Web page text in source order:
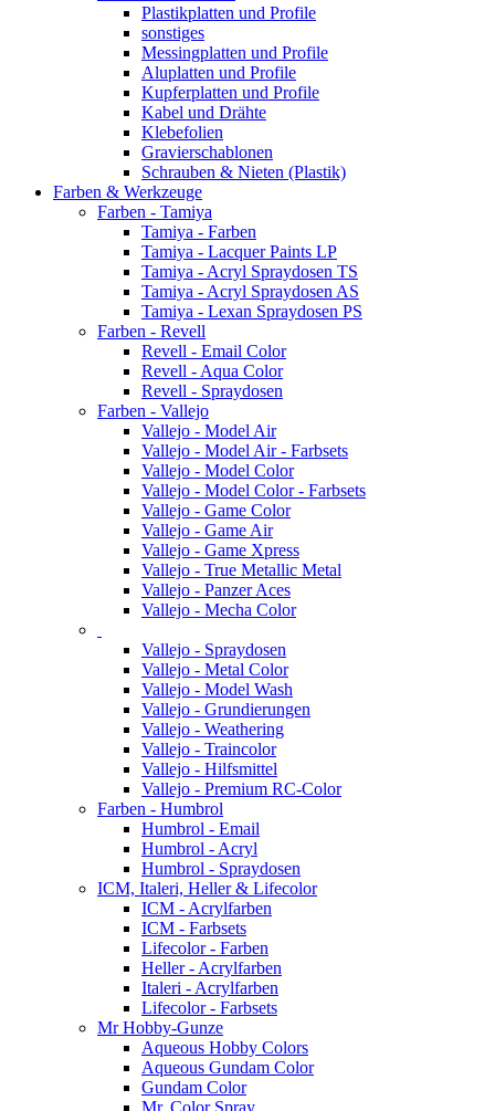
Plastikplatten und Profile
sonstiges
Messingplatten und Profile
Aluplatten und Profile
Kupferplatten und Profile
Kabel und Drähte
Klebefolien
Gravierschablonen
Schrauben & Nieten (Plastik)
Farben & Werkzeuge
Farben - Tamiya
Tamiya - Farben
Tamiya - Lacquer Paints LP
Tamiya - Acryl Spraydosen TS
Tamiya - Acryl Spraydosen AS
Tamiya - Lexan Spraydosen PS
Farben - Revell
Revell - Email Color
Revell - Aqua Color
Revell - Spraydosen
Farben - Vallejo
Vallejo - Model Air
Vallejo - Model Air - Farbsets
Vallejo - Model Color
Vallejo - Model Color - Farbsets
Vallejo - Game Color
Vallejo - Game Air
Vallejo - Game Xpress
Vallejo - True Metallic Metal
Vallejo - Panzer Aces
Vallejo - Mecha Color
Vallejo - Spraydosen
Vallejo - Metal Color
Vallejo - Model Wash
Vallejo - Grundierungen
Vallejo - Weathering
Vallejo - Traincolor
Vallejo - Hilfsmittel
Vallejo - Premium RC-Color
Farben - Humbrol
Humbrol - Email
Humbrol - Acryl
Humbrol - Spraydosen
ICM, Italeri, Heller & Lifecolor
ICM - Acrylfarben
ICM - Farbsets
Lifecolor - Farben
Heller - Acrylfarben
Italeri - Acrylfarben
Lifecolor - Farbsets
Mr Hobby-Gunze
Aqueous Hobby Colors
Aqueous Gundam Color
Gundam Color
Mr. Color Spray